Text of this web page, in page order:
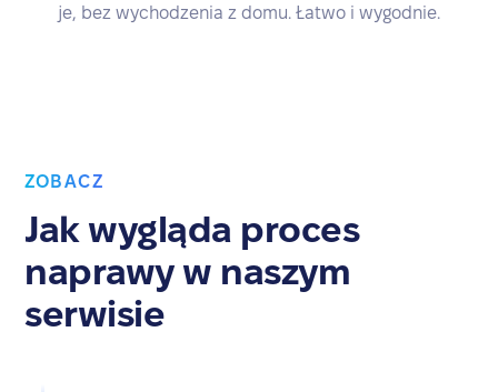
je, bez wychodzenia z domu. Łatwo i wygodnie.
ZOBACZ
Jak wygląda proces
naprawy w naszym
serwisie